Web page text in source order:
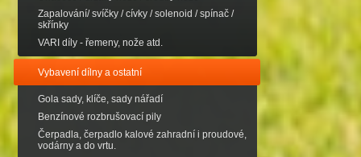
Zapalování/ svíčky / cívky / solenoid / spínač /
skřínky
VARI díly - řemeny, nože atd.
Vybavení dílny a ostatní
Gola sady, klíče, sady nářadí
Benzínové rozbrušovací pily
Čerpadla, čerpadlo kalové zahradní i proudové,
vodárny a do vrtu.